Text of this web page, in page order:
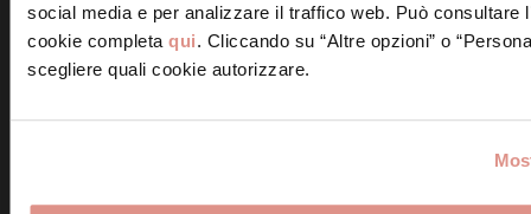
social media e per analizzare il traffico web. Può consultare
cookie completa qui. Cliccando su “Altre opzioni” o
scegliere quali cookie autorizzare.
forestali promuove la Mortadella Bologna IGP e
svolge attività di difesa del marchio e della
Denominazione dalle imitazioni e dalle
Un’attività costante che ha come unico obiettivo,